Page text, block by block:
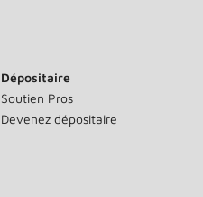
Dépositaire
Soutien Pros
Devenez dépositaire